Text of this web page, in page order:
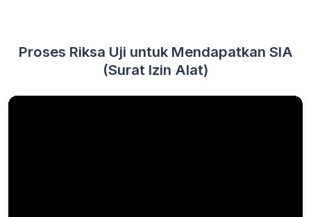
Proses Riksa Uji untuk Mendapatkan SIA
(Surat Izin Alat)